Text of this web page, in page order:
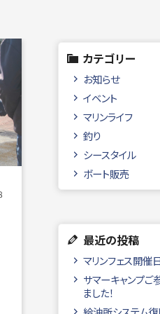
カテゴリー
お知らせ
イベント
マリンライフ
釣り
シースタイル
ボート販売
最近の投稿
マリンフェス開催
サマーキャンプご
ました！